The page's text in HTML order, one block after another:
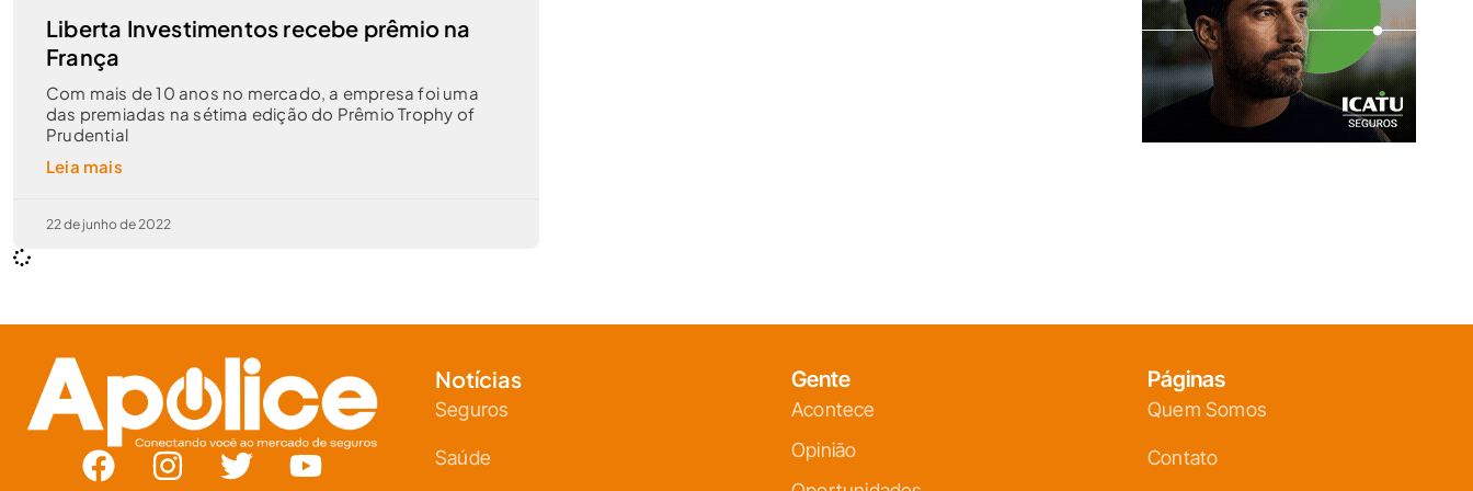
Liberta Investimentos recebe prêmio na
França
Com mais de 10 anos no mercado, a empresa foi uma
das premiadas na sétima edição do Prêmio Trophy of
Prudential
Leia mais
22 de junho de 2022
Notícias
Seguros
Saúde
Gente
Acontece
Opinião
Páginas
Quem Somos
Contato